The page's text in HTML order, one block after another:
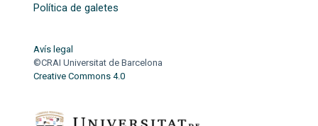
Política de galetes
Avís legal
©CRAI Universitat de Barcelona
Creative Commons 4.0